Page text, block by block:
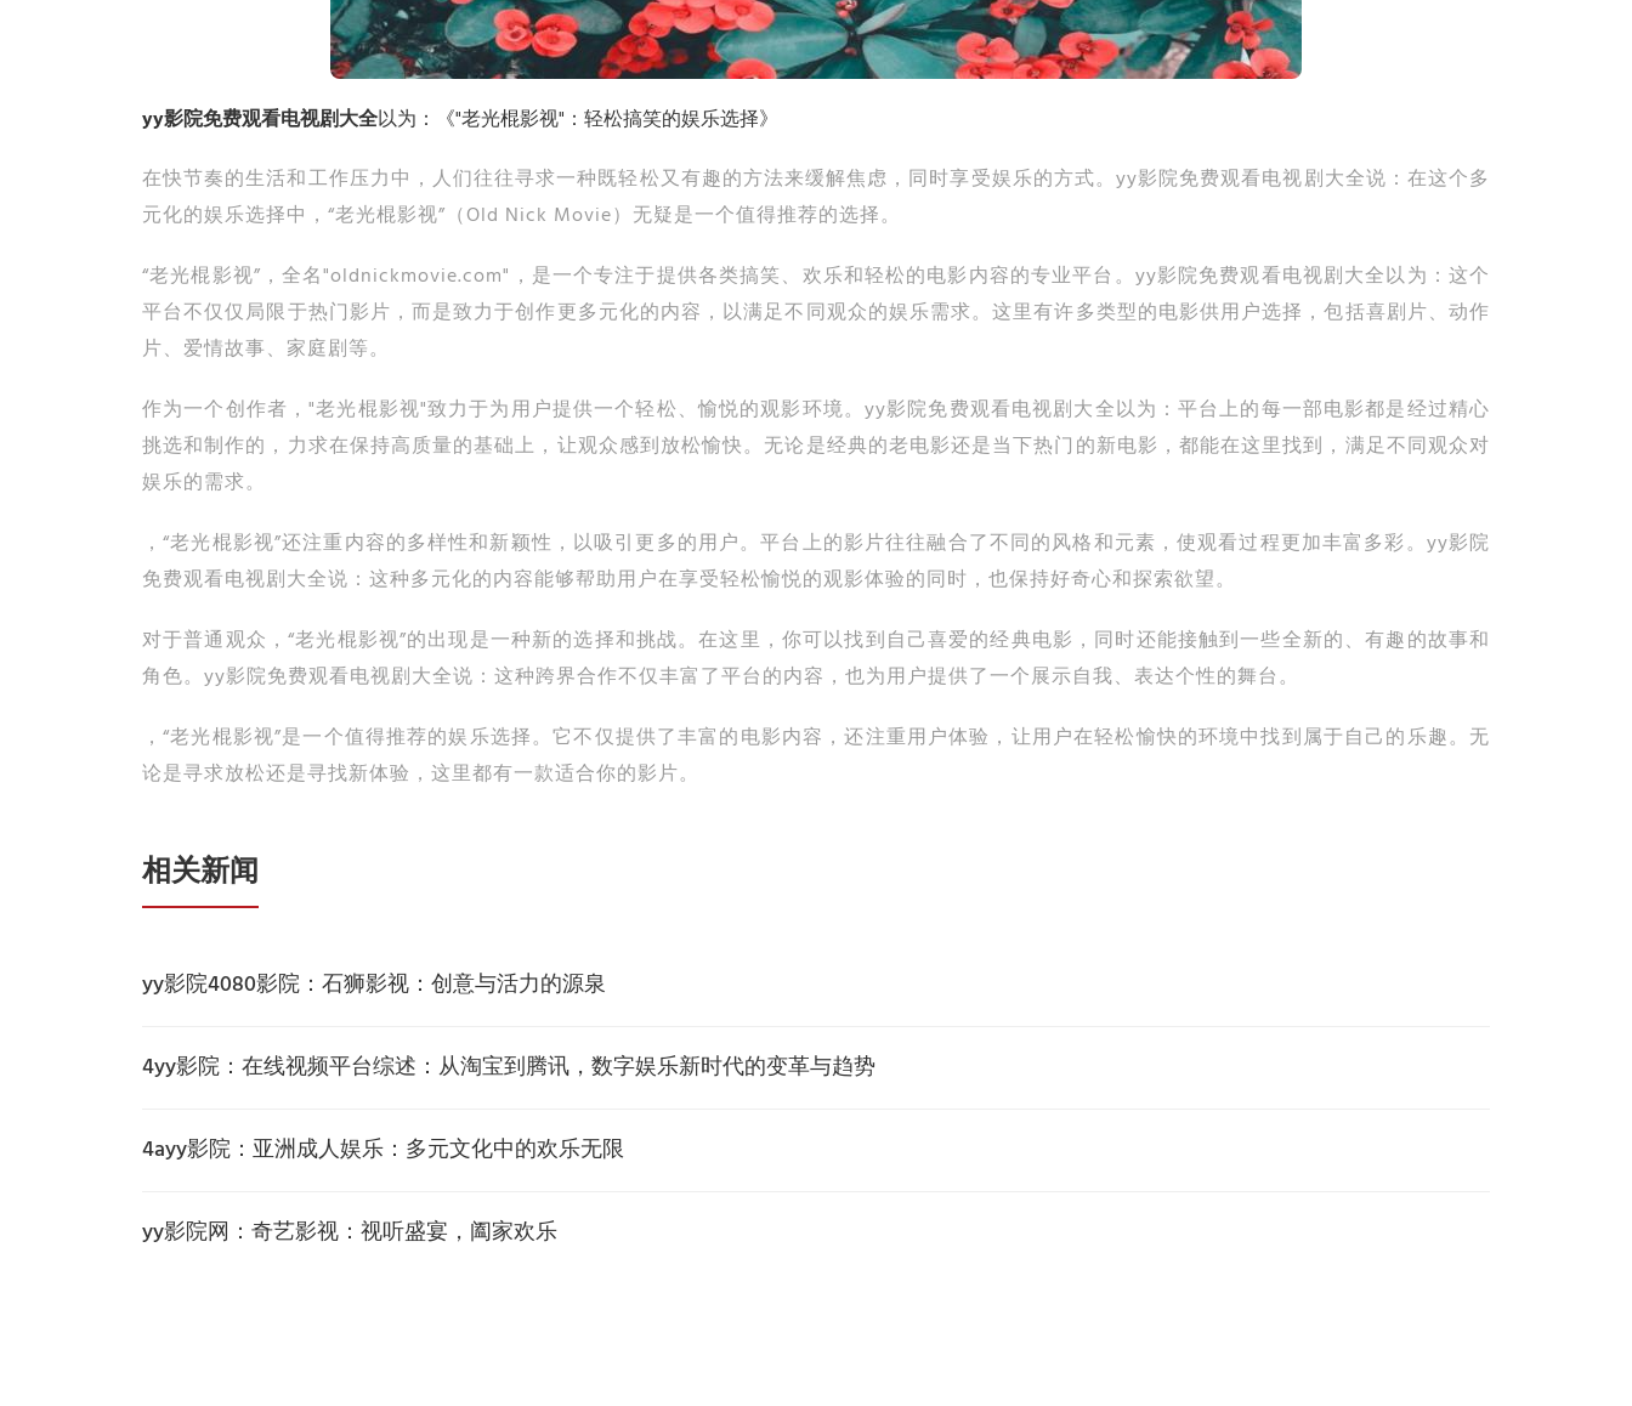
yy影院免费观看电视剧大全以为：《"老光棍影视"：轻松搞笑的娱乐选择》
在快节奏的生活和工作压力中，人们往往寻求一种既轻松又有趣的方法来缓解焦虑，同时享受娱乐的方式。yy影院免费观看电视剧大全说：在这个多
元化的娱乐选择中，“老光棍影视”（Old Nick Movie）无疑是一个值得推荐的选择。
“老光棍影视”，全名"oldnickmovie.com"，是一个专注于提供各类搞笑、欢乐和轻松的电影内容的专业平台。yy影院免费观看电视剧大全以为：这个
平台不仅仅局限于热门影片，而是致力于创作更多元化的内容，以满足不同观众的娱乐需求。这里有许多类型的电影供用户选择，包括喜剧片、动作
片、爱情故事、家庭剧等。
作为一个创作者，"老光棍影视"致力于为用户提供一个轻松、愉悦的观影环境。yy影院免费观看电视剧大全以为：平台上的每一部电影都是经过精心
挑选和制作的，力求在保持高质量的基础上，让观众感到放松愉快。无论是经典的老电影还是当下热门的新电影，都能在这里找到，满足不同观众对
娱乐的需求。
，“老光棍影视”还注重内容的多样性和新颖性，以吸引更多的用户。平台上的影片往往融合了不同的风格和元素，使观看过程更加丰富多彩。yy影院
免费观看电视剧大全说：这种多元化的内容能够帮助用户在享受轻松愉悦的观影体验的同时，也保持好奇心和探索欲望。
对于普通观众，“老光棍影视”的出现是一种新的选择和挑战。在这里，你可以找到自己喜爱的经典电影，同时还能接触到一些全新的、有趣的故事和
角色。yy影院免费观看电视剧大全说：这种跨界合作不仅丰富了平台的内容，也为用户提供了一个展示自我、表达个性的舞台。
，“老光棍影视”是一个值得推荐的娱乐选择。它不仅提供了丰富的电影内容，还注重用户体验，让用户在轻松愉快的环境中找到属于自己的乐趣。无
论是寻求放松还是寻找新体验，这里都有一款适合你的影片。
相关新闻
yy影院4080影院：石狮影视：创意与活力的源泉
4yy影院：在线视频平台综述：从淘宝到腾讯，数字娱乐新时代的变革与趋势
4ayy影院：亚洲成人娱乐：多元文化中的欢乐无限
yy影院网：奇艺影视：视听盛宴，阖家欢乐